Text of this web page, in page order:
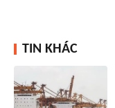
TIN KHÁC